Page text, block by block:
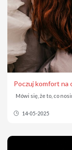
Poczuj komfort na
Mówi się, że to, co
14-05-2025